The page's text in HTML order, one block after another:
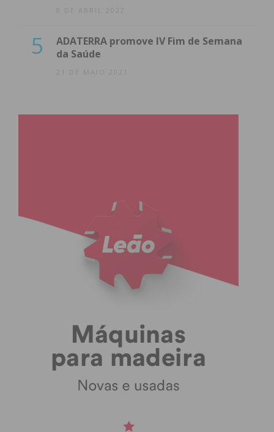
8 DE ABRIL 2022
5
ADATERRA promove IV Fim de Semana
da Saúde
21 DE MAIO 2021